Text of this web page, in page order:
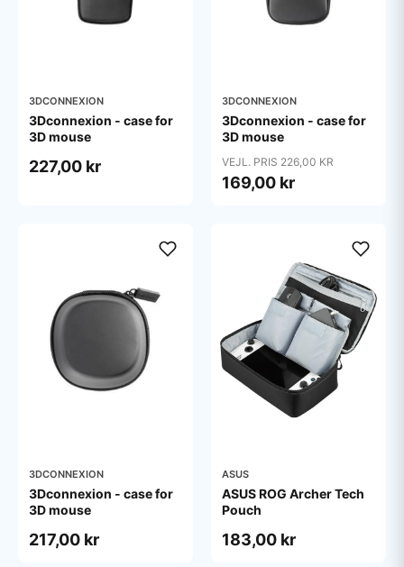
3DCONNEXION
3Dconnexion - case for
3D mouse
227,00 kr
3DCONNEXION
3Dconnexion - case for
3D mouse
VEJL. PRIS 226,00 KR
169,00 kr
3DCONNEXION
3Dconnexion - case for
3D mouse
217,00 kr
ASUS
ASUS ROG Archer Tech
Pouch
183,00 kr